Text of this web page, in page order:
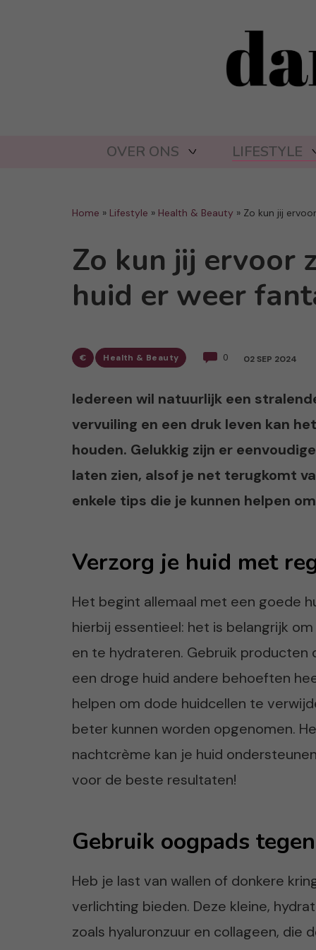
OVER ONS LIFESTYLE
Home » Lifestyle » Health & Beauty » Zo kun jij
Zo kun jij ervoor
huid er weer
€ Health & Beauty 0 02 SEP 2024
Iedereen wil natuurlijk een
vervuiling en een druk leven kan
houden. Gelukkig zijn er
laten zien, alsof je net terugkomt
enkele tips die je kunnen helpen
Verzorg je huid met
Het begint allemaal met een goede
hierbij essentieel: het is belangrijk
en te hydrateren. Gebruik producten
een droge huid andere behoeften
helpen om dode huidcellen te
beter kunnen worden opgenomen.
nachtcrème kan je huid
voor de beste resultaten!
Gebruik oogpads
Heb je last van wallen of donkere
verlichting bieden. Deze kleine,
zoals hyaluronzuur en collageen, die